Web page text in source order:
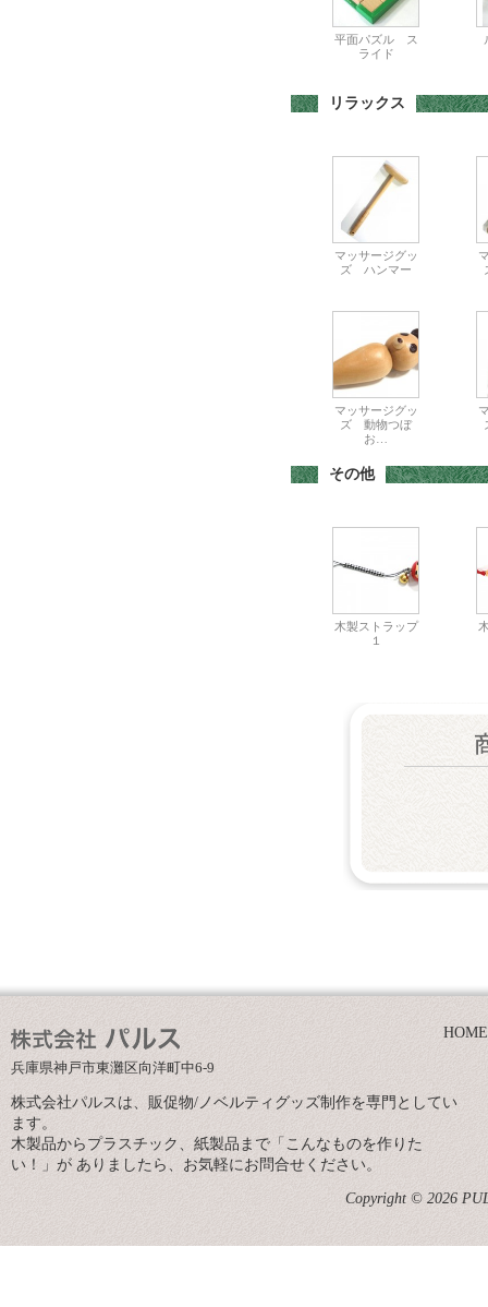
平面パズル ス
ライド
リラックス
マッサージグッ
ズ ハンマー
マッサージグッ
ズ 動物つぼ
お…
その他
木製ストラップ
１
兵庫県神戸市東灘区向洋町中6-9
HOME
株式会社パルスは、販促物/ノベルティグッズ制作を専門としてい
ます。
木製品からプラスチック、紙製品まで「こんなものを作りた
い！」が ありましたら、お気軽にお問合せください。
Copyright © 2026